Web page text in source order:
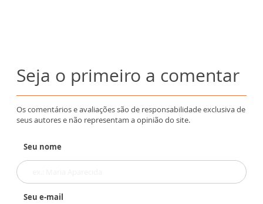
Seja o primeiro a comentar
Os comentários e avaliações são de responsabilidade exclusiva de
seus autores e não representam a opinião do site.
Seu nome
Seu e-mail